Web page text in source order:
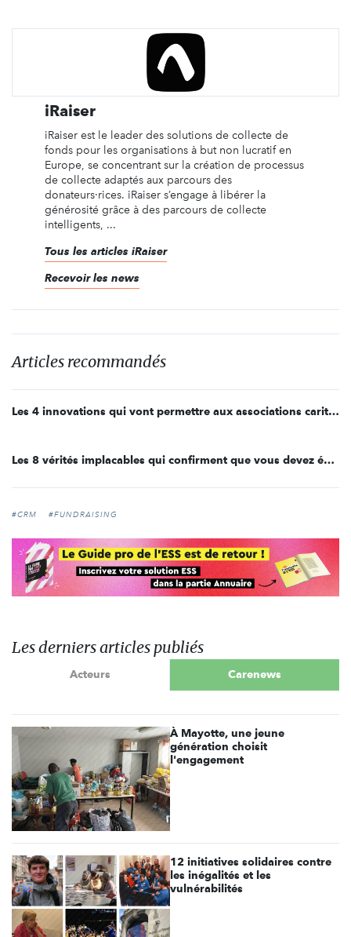
iRaiser
iRaiser est le leader des solutions de collecte de
fonds pour les organisations à but non lucratif en
Europe, se concentrant sur la création de processus
de collecte adaptés aux parcours des
donateurs·rices. iRaiser s’engage à libérer la
générosité grâce à des parcours de collecte
intelligents, ...
Tous les articles iRaiser
Recevoir les news
Articles recommandés
Les 4 innovations qui vont permettre aux associations caritatives d’augmenter significativement leur récolte de dons
Les 8 vérités implacables qui confirment que vous devez évoluer vers une nouvelle solution CRM !
#CRM #FUNDRAISING
Les derniers articles publiés
Acteurs Carenews
À Mayotte, une jeune
génération choisit
l'engagement
12 initiatives solidaires contre
les inégalités et les
vulnérabilités